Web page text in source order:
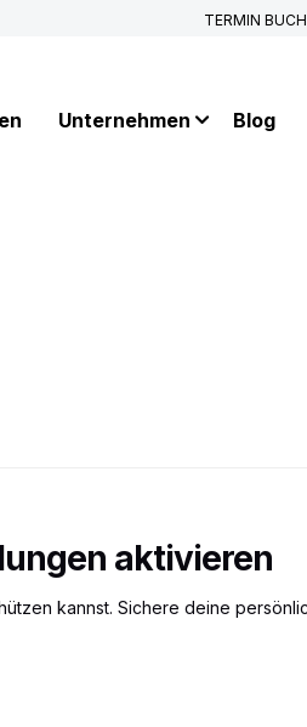
TERMIN
Unternehmen Blog
aktivieren
kannst. Sichere deine